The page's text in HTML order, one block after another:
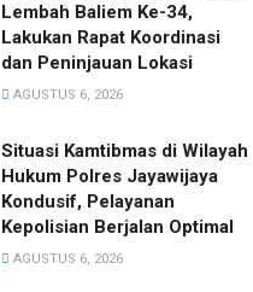
Lembah Baliem Ke-34,
Lakukan Rapat Koordinasi
dan Peninjauan Lokasi
AGUSTUS 6, 2026
Situasi Kamtibmas di Wilayah
Hukum Polres Jayawijaya
Kondusif, Pelayanan
Kepolisian Berjalan Optimal
AGUSTUS 6, 2026